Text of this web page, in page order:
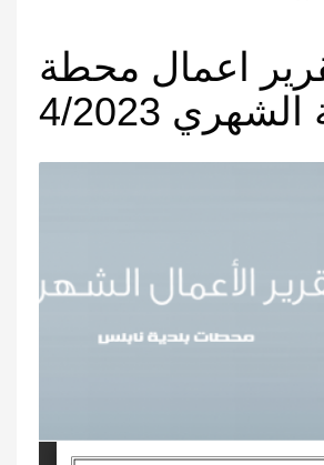
اعمال محطة
4/2023